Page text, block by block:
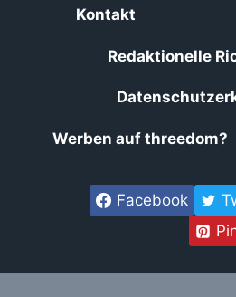
Kontakt
Redaktionelle
Werben auf threedom?
Facebook